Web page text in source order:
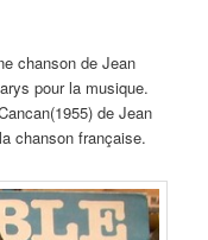
chanson de Jean
pour la musique.
de Jean
chanson française.